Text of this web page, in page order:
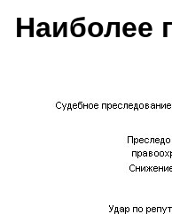
Наиболее